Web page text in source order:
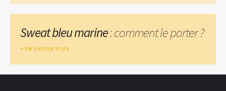
Sweat bleu marine: comment le porter ?
EN SAVOIR PLUS